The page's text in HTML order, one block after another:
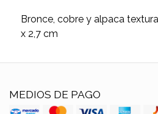
Bronce, cobre y alpaca
x 2,7 cm
MEDIOS DE PAGO